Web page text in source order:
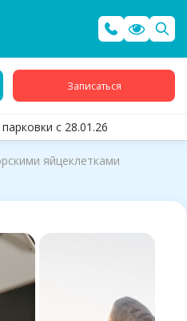
Записаться
с 28.01.26
яйцеклетками